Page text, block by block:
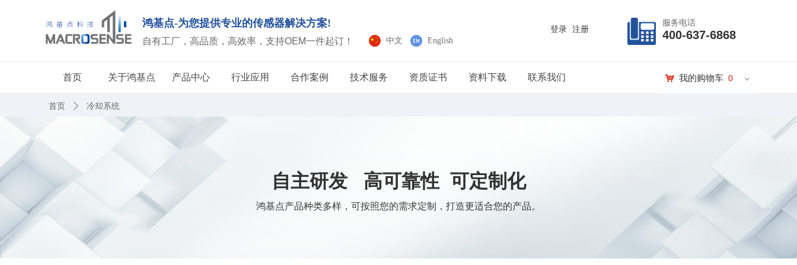
鸿基点-为您提供专业的传感器解决方案!
自有工厂，高品质，高效率，支持OEM一件起订！
登录 注册
中文 English
首页 关于鸿基点 产品中心 行业应用 合作案例 技术服务 资质证书 资料下载 联系我们 낙 我的购物车 0 ꀁ
服务电话
400-637-6868
首页 ꄲ 冷却系统
自主研发 高可靠性 可定制化
鸿基点产品种类多样，可按照您的需求定制，打造更适合您的产品。